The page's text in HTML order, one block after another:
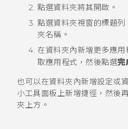
點選資料夾將其開啟。
點選資料夾視窗的標題
夾名稱。
在資料夾內新增更多應用
取應用程式，然後點選完
也可以在資料夾內新增設定或
小工具面板上新增捷徑，然後
夾上方。